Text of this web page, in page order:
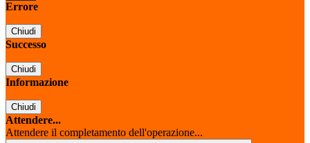
Errore
Chiudi
Successo
Chiudi
Informazione
Chiudi
Attendere...
Attendere il completamento dell'operazione...